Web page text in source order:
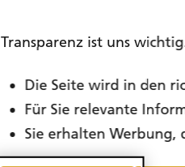
Transparenz ist uns
Die Seite wird in den
Für Sie relevante
Sie erhalten Werbung,